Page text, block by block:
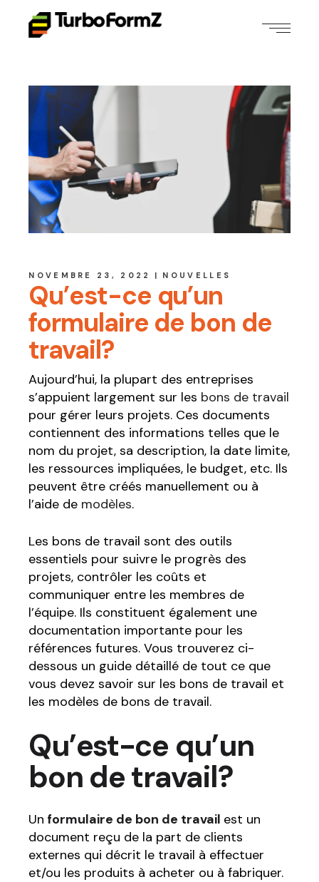
NOVEMBRE 23, 2022 NOUVELLES
Qu’est-ce qu’un
formulaire de bon de
travail?
Aujourd’hui, la plupart des entreprises
s’appuient largement sur les bons de travail
pour gérer leurs projets. Ces documents
contiennent des informations telles que le
nom du projet, sa description, la date limite,
les ressources impliquées, le budget, etc. Ils
peuvent être créés manuellement ou à
l’aide de modèles.
Les bons de travail sont des outils
essentiels pour suivre le progrès des
projets, contrôler les coûts et
communiquer entre les membres de
l’équipe. Ils constituent également une
documentation importante pour les
références futures. Vous trouverez ci-
dessous un guide détaillé de tout ce que
vous devez savoir sur les bons de travail et
les modèles de bons de travail.
Qu’est-ce qu’un
bon de travail?
Un formulaire de bon de travail est un
document reçu de la part de clients
externes qui décrit le travail à effectuer
et/ou les produits à acheter ou à fabriquer.